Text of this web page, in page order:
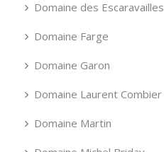
Domaine des Escaravailles
Domaine Farge
Domaine Garon
Domaine Laurent Combier
Domaine Martin